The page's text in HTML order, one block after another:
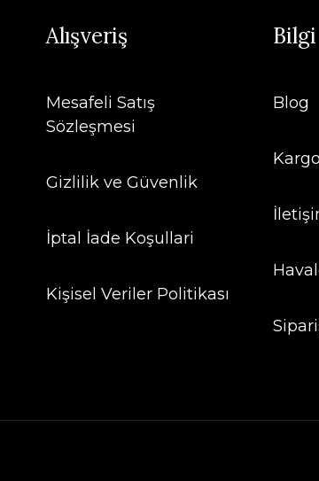
Alışveriş
Mesafeli Satış
Sözleşmesi
Gizlilik ve Güvenlik
İptal İade Koşullari
Kişisel Veriler Politikası
Bilgi
Blog